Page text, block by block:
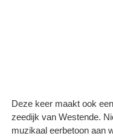
Deze keer maakt ook
zeedijk van Westende.
muzikaal eerbetoon aan